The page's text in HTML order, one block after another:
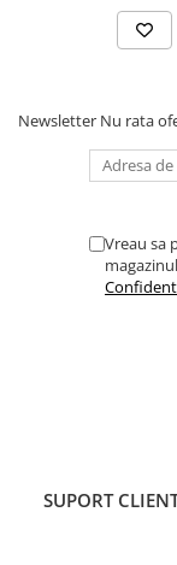
Newsletter Nu rata
Vreau sa
SUPORT